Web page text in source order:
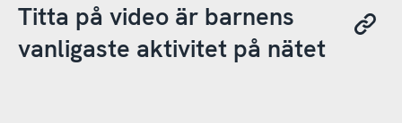
Titta på video är barnens
vanligaste aktivitet på nätet